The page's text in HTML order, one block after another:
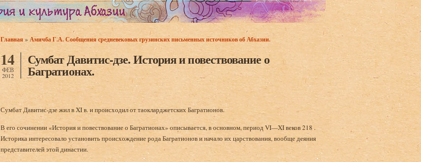
Вы здесь
Главная» Амичба Г.А. Сообщения средневековых грузинских письменных источников об Абхазии.
14
ФЕВ
2012
Сумбат Давитис-дзе. История и повествование о
Багратионах.
Сумбат Давитис-дзе жил в XI в. и происходил от таокларджетских Багратионов.
В его сочинении «История и повествование о Багратионах» описывается, в основном, период VI—XI веков 218 .
Историка интересовало установить происхождение рода Багратионов и начало их царствования, вообще деяния
представителей этой династии.